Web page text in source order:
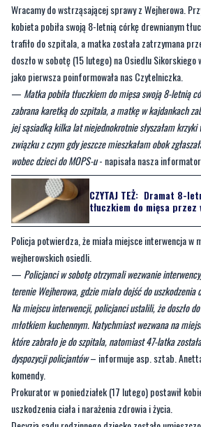
doszło w sobotę (15 lutego) na Osiedlu Sikorskiego
jako pierwsza poinformowała nas Czytelniczka.
—Matka pobiła tłuczkiem do mięsa swoją 8-letnią
zabrana karetką do szpitala, a matkę w kajdankach
jej sąsiadką kilka lat niejednokrotnie słyszałam krzyki
związku z czym gdy jeszcze mieszkałam obok
wobec dzieci do MOPS-u- napisała nasza
CZYTAJ TEŻ:Dramat 8-
tłuczkiem do mięsa przez
Policja potwierdza, że miała miejsce interwencja w
wejherowskich osiedli.
—Policjanci w sobotę otrzymali wezwanie
terenie Wejherowa, gdzie miało dojść do uszkodzenia
Na miejscu interwencji, policjanci ustalili, że doszło do
młotkiem kuchennym. Natychmiast wezwana na
które zabrało je do szpitala, natomiast 47-latka
dyspozycji policjantów– informuje asp. sztab. Anetta
komendy.
Prokurator w poniedziałek (17 lutego) postawił
uszkodzenia ciała i narażenia zdrowia i życia.
Decyzją sądu rodzinnego dziecko zostało
Byliście świadkami zdarzenia w naszym
nasza redakcja zajęła się jakimś tematem?